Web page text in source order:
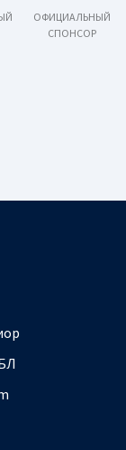
ОФИЦИАЛЬНЫЙ
СПОНСОР